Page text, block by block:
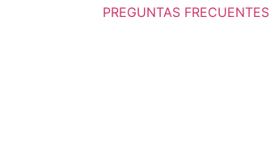
PREGUNTAS FRECUENTES